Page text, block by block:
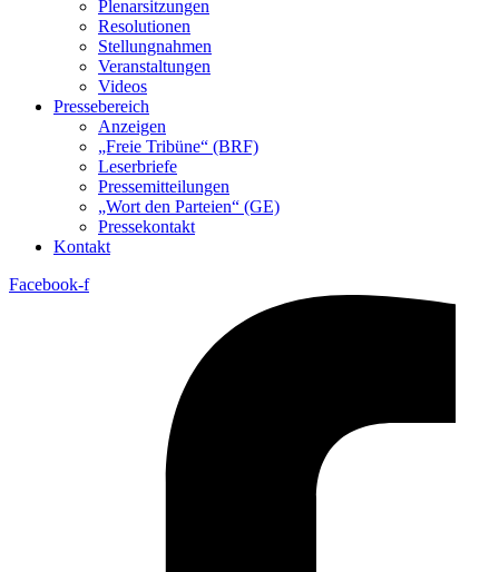
Plenarsitzungen
Resolutionen
Stellungnahmen
Veranstaltungen
Videos
Pressebereich
Anzeigen
„Freie Tribüne“ (BRF)
Leserbriefe
Pressemitteilungen
„Wort den Parteien“ (GE)
Pressekontakt
Kontakt
Facebook-f